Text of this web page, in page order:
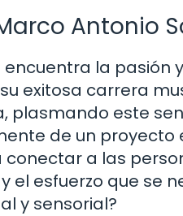
Antonio
la pasión
exitosa carrera
plasmando este
de un proyecto
a las
el esfuerzo que se
y sensorial?